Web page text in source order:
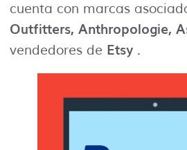
cuenta con marcas
Outfitters, Anthropologie,
vendedores de Etsy .